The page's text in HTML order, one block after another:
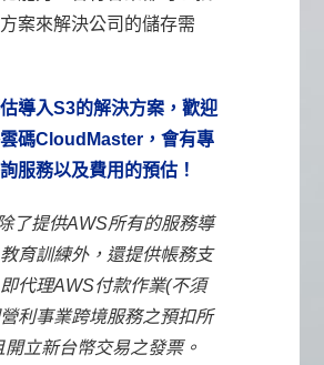
案來解決公司的儲存需
導入S3的解決方案，歡迎
碼CloudMaster，會有專
服務以及費用的預估！
了提供AWS所有的服務導
育訓練外，還提供帳務支
代理AWS付款作業(不須
利事業跨境服務之預扣所
開立新台幣交易之發票。